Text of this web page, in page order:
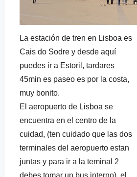
La estación de tren en Lisboa es
Cais do Sodre y desde aquí
puedes ir a Estoril, tardares
45min es paseo es por la costa,
muy bonito.
El aeropuerto de Lisboa se
encuentra en el centro de la
cuidad, (ten cuidado que las dos
terminales del aeropuerto estan
juntas y para ir a la teminal 2
debes tomar un bus interno). el